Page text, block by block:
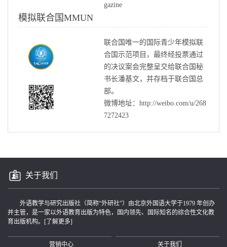
gazine
模拟联合国MMUN
联合国唯一的国际青少年模拟联
合国示范项目，最终经投票通过
的决议案会完整呈交给联合国秘
书长潘基文，并存档于联合国总
部。
微博地址：http://weibo.com/u/268
7272423
关于我们
外语教学与研究出版社（简称“外研社”）由北京外国语大学于1979 年创办
并主管，是一家以外语教育出版为特色，国内领先、国际知名的综合性文化教
育出版机构。 [了解更多]
关于我们
营销中心